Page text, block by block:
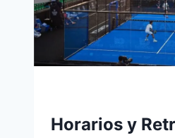
Horarios y